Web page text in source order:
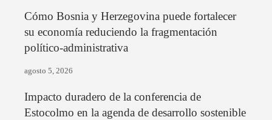
Cómo Bosnia y Herzegovina puede fortalecer
su economía reduciendo la fragmentación
político-administrativa
agosto 5, 2026
Impacto duradero de la conferencia de
Estocolmo en la agenda de desarrollo sostenible